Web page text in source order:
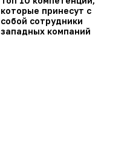
которые принесут с
собой сотрудники
западных компаний